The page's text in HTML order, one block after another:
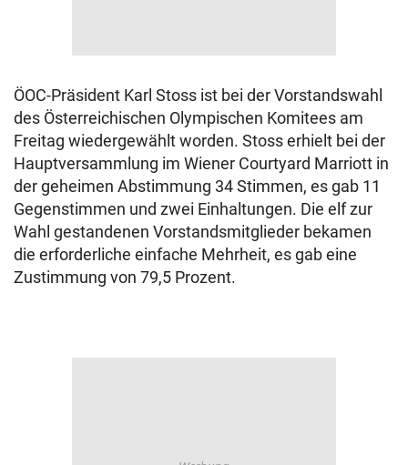
ÖOC-Präsident Karl Stoss ist bei der Vorstandswahl
des Österreichischen Olympischen Komitees am
Freitag wiedergewählt worden. Stoss erhielt bei der
Hauptversammlung im Wiener Courtyard Marriott in
der geheimen Abstimmung 34 Stimmen, es gab 11
Gegenstimmen und zwei Einhaltungen. Die elf zur
Wahl gestandenen Vorstandsmitglieder bekamen
die erforderliche einfache Mehrheit, es gab eine
Zustimmung von 79,5 Prozent.